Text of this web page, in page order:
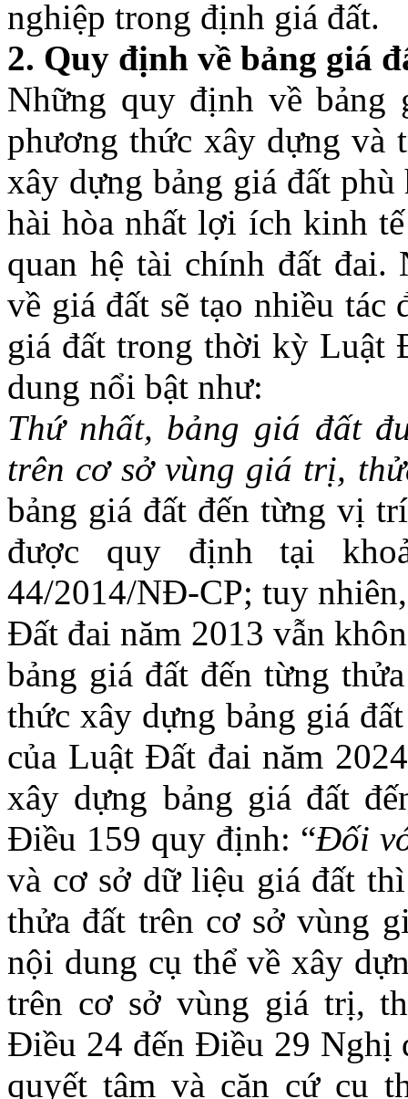
nghiệp trong định giá đất.
2. Quy định về bảng giá
Những quy định về
phương thức xây dựng và
xây dựng bảng giá đất
hài hòa nhất lợi ích kinh
quan hệ tài chính đất
về giá đất sẽ tạo nhiều tác
giá đất trong thời kỳ Luật
dung nổi bật như:
Thứ nhất, bảng giá đất
trên cơ sở vùng giá trị,
bảng giá đất đến từng vị
được quy định tại
44/2014/NĐ-CP; tuy
Đất đai năm 2013 vẫn
bảng giá đất đến từng
thức xây dựng bảng giá
của Luật Đất đai năm
xây dựng bảng giá đất
Điều 159 quy định: “Đối
và cơ sở dữ liệu giá đất
thửa đất trên cơ sở vùng
nội dung cụ thể về xây
trên cơ sở vùng giá trị,
Điều 24 đến Điều 29 Nghị
quyết tâm và căn cứ cụ